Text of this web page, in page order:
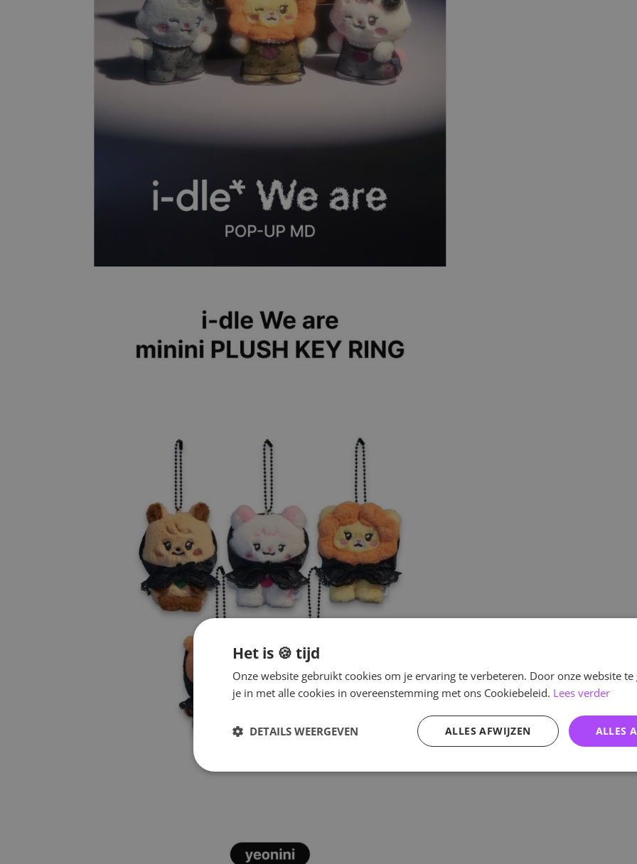
Het is 🍪 tijd
Onze website gebruikt cookies om je ervaring te verbeteren. Door onze website
je in met alle cookies in overeenstemming met ons Cookiebeleid. Lees verder
ALLES
ALLES AFWIJZEN
DETAILS WEERGEVEN